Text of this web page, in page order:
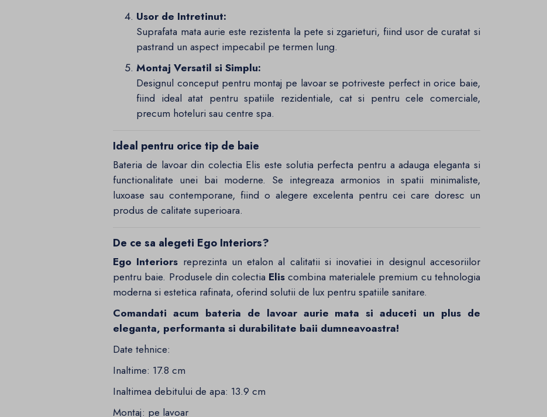
Usor de Intretinut:
Suprafata mata aurie este rezistenta la pete si zgarieturi, fiind usor de curatat si
pastrand un aspect impecabil pe termen lung.
Montaj Versatil si Simplu:
Designul conceput pentru montaj pe lavoar se potriveste perfect in orice baie,
fiind ideal atat pentru spatiile rezidentiale, cat si pentru cele comerciale,
precum hoteluri sau centre spa.
Ideal pentru orice tip de baie
Bateria de lavoar din colectia Elis este solutia perfecta pentru a adauga eleganta si
functionalitate unei bai moderne. Se integreaza armonios in spatii minimaliste,
luxoase sau contemporane, fiind o alegere excelenta pentru cei care doresc un
produs de calitate superioara.
De ce sa alegeti Ego Interiors?
Ego Interiors reprezinta un etalon al calitatii si inovatiei in designul accesoriilor
pentru baie. Produsele din colectia Eliscombina materialele premium cu tehnologia
moderna si estetica rafinata, oferind solutii de lux pentru spatiile sanitare.
Comandati acum bateria de lavoar aurie mata si aduceti un plus de
eleganta, performanta si durabilitate baii dumneavoastra!
Date tehnice:
Inaltime: 17.8 cm
Inaltimea debitului de apa: 13.9 cm
Montaj: pe lavoar